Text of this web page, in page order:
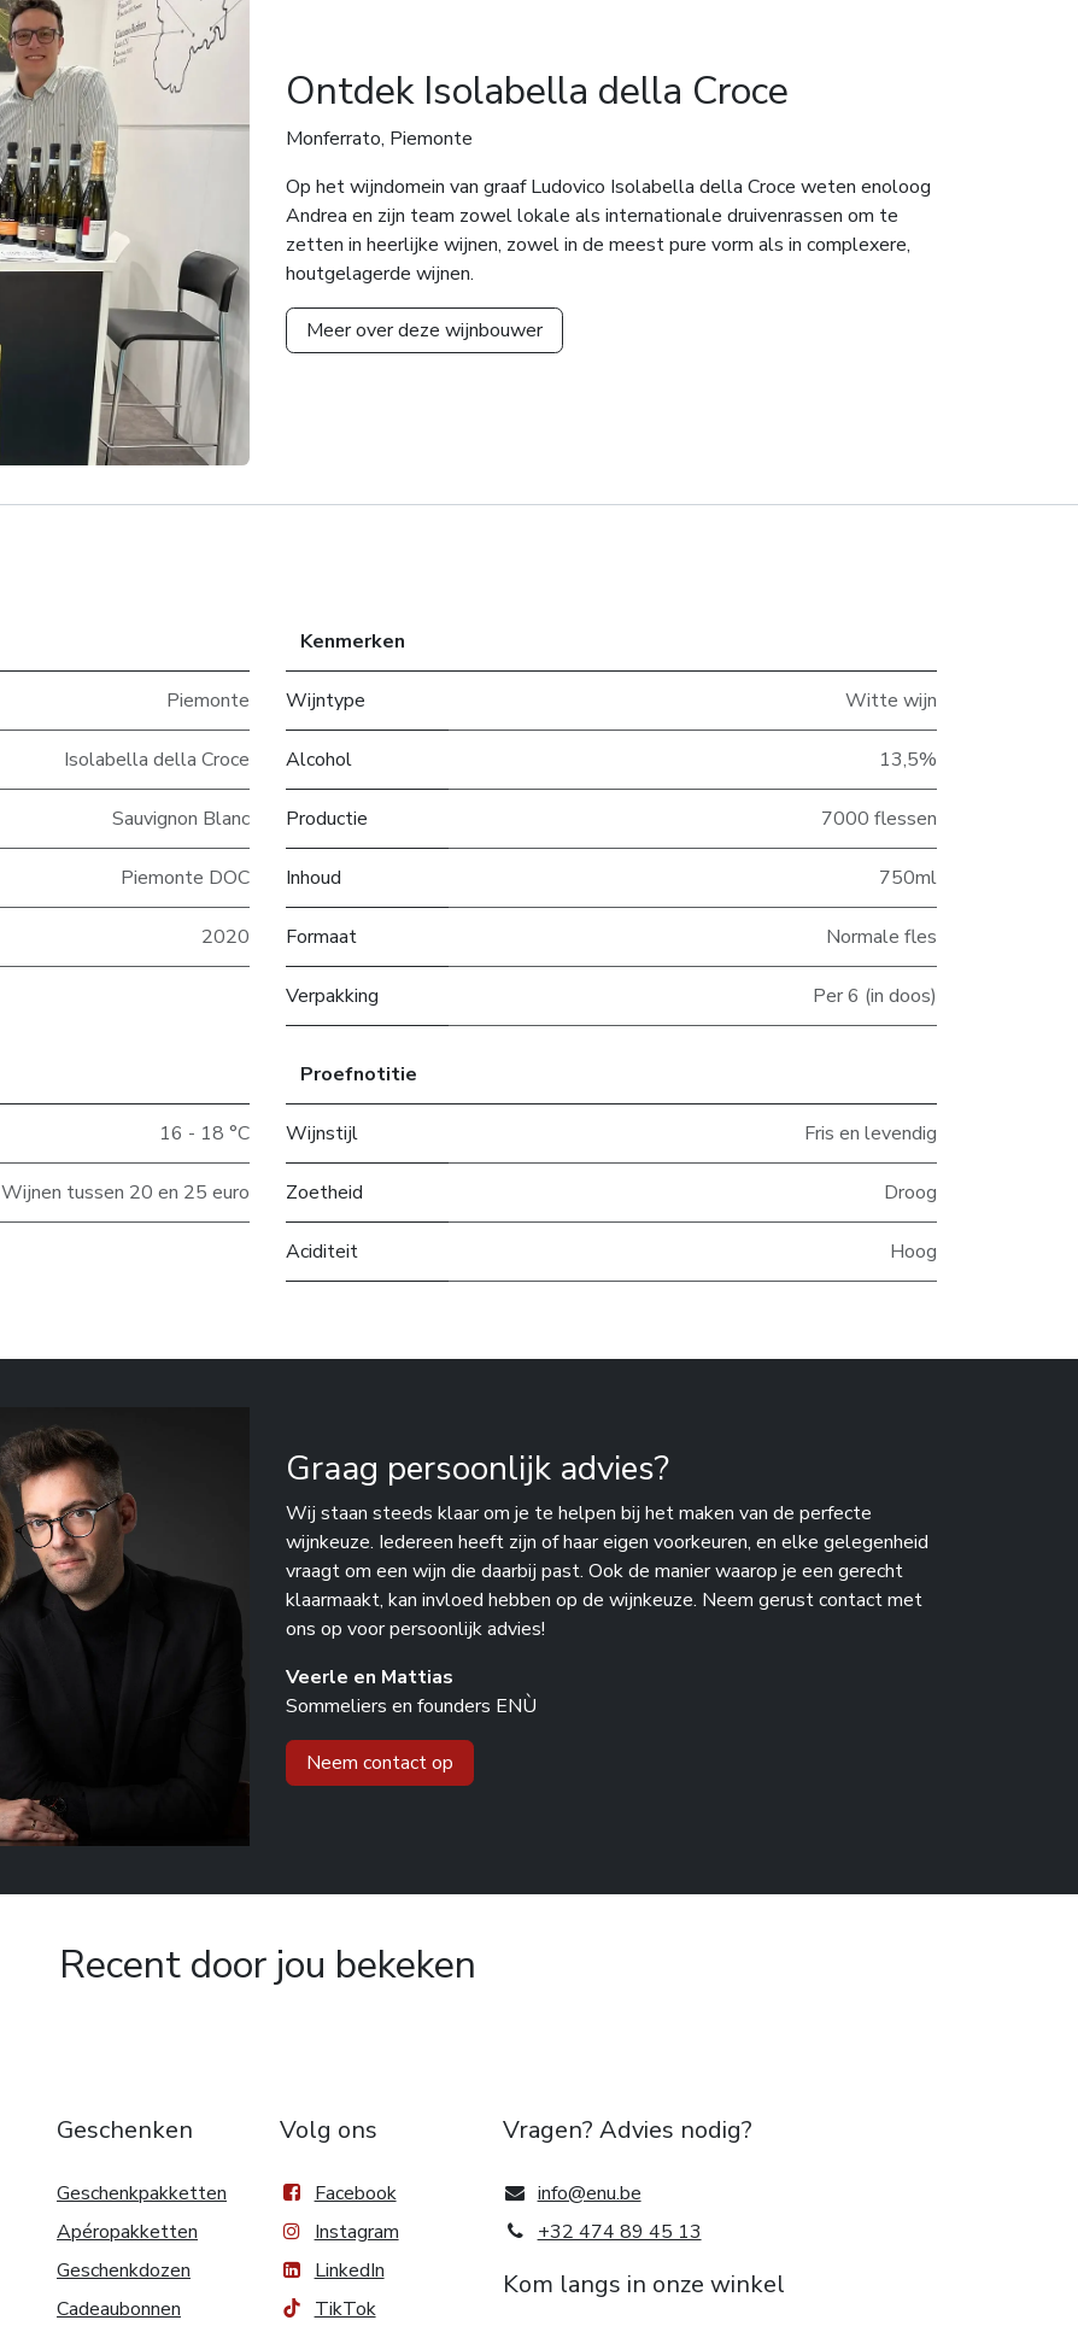
Ontdek Isolabella della Croce
Monferrato, Piemonte
Op het wijndomein van graaf Ludovico Isolabella della Croce weten enoloog
Andrea en zijn team zowel lokale als internationale druivenrassen om te
zetten in heerlijke wijnen, zowel in de meest pure vorm als in complexere,
houtgelagerde wijnen.
Meer over deze wijnbouwer
Piemonte
Isolabella della Croce
Sauvignon Blanc
Piemonte DOC
2020
Kenmerken
Wijntype Witte wijn
Alcohol 13,5%
Productie 7000 flessen
Inhoud 750ml
Formaat Normale fles
Verpakking Per 6 (in doos)
16 - 18 °C
Wijnen tussen 20 en 25 euro
Proefnotitie
Wijnstijl Fris en levendig
Zoetheid Droog
Aciditeit Hoog
Graag persoonlijk advies?
Wij staan steeds klaar om je te helpen bij het maken van de perfecte
wijnkeuze. Iedereen heeft zijn of haar eigen voorkeuren, en elke gelegenheid
vraagt om een wijn die daarbij past. Ook de manier waarop je een gerecht
klaarmaakt, kan invloed hebben op de wijnkeuze. Neem gerust contact met
ons op voor persoonlijk advies!
Veerle en Mattias
Sommeliers en founders ENÙ
Neem contact op
Recent door jou bekeken
Geschenken
Geschenkpakketten
Apéropakketten
Geschenkdozen
Cadeaubonnen
Volg ons
Facebook
Instagram
LinkedIn
TikTok
Vragen? Advies nodig?
info@enu.be
+32 474 89 45 13
Kom langs in onze winkel